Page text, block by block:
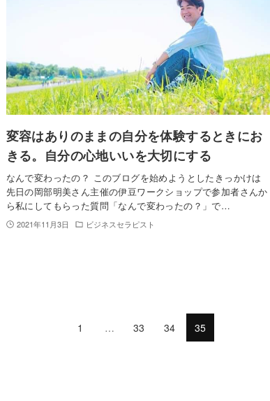
変容はありのままの自分を体験するときにお
きる。自分の心地いいを大切にする
なんで変わったの？ このブログを始めようとしたきっかけは
先日の岡部明美さん主催の伊豆ワークショップで参加者さんか
ら私にしてもらった質問「なんで変わったの？」で…
2021年11月3日 ビジネスセラピスト
1 … 33 34 35